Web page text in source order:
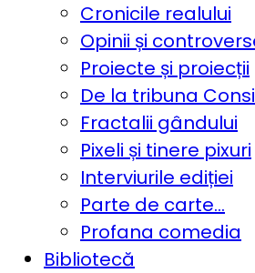
Cronicile realului
Opinii și
Proiecte și proiecții
De la tribuna
Fractalii gândului
Pixeli și tinere pixuri
Interviurile ediției
Parte de carte…
Profana comedia
Bibliotecă